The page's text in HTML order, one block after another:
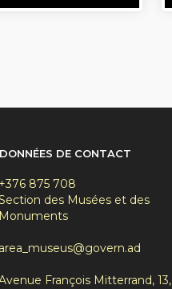
DE CONTACT
+376 875 708
des Musées et des
Monuments
area_museus@govern.ad
François Mitterrand, 13,